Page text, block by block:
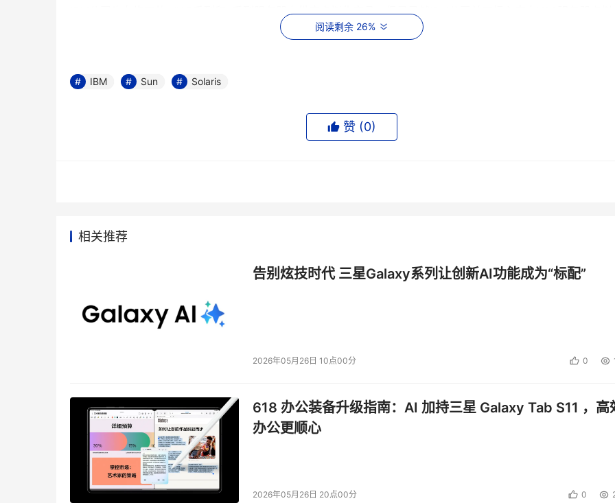
IBM公司也在旗下的AIX,P系列和z系列服务器上供应虚拟化产品，但是显然IBM公司并不担心来自X86服务器虚拟
市场上的竞争。IBM公司认为，公司采用虚拟化来降低能耗接下来要做的就是在IBM大型机上实现虚拟化X86服务
无论是VMware，思杰系统公司的XenSource，Xen开源计划还是SUN公司推出的虚拟化软件，这些都无关紧要。
裁David Boyes将此次演示描述为"对三家公司而言都迈出了战略性的一步"。IBM公司和SUN公司都表示此次演示
他们继8月16号宣布OpenSolaris将运用于IBM公司的刀片服务器和X86服务器的消息之后的延续。而那次声明对于
阅读剩余 26%
本文来源于DOIT传媒，文章内容仅供参考，不构成投资建议。
IBM Sun Solaris
赞 (0)
相关推荐
告别炫技时代 三星Galaxy系列让创新AI功能成为“标配”
2026年05月26日 10点00分 0
618 办公装备升级指南：AI 加持三星 Galaxy Tab S11 ，高
办公更顺心
2026年05月26日 20点00分 0